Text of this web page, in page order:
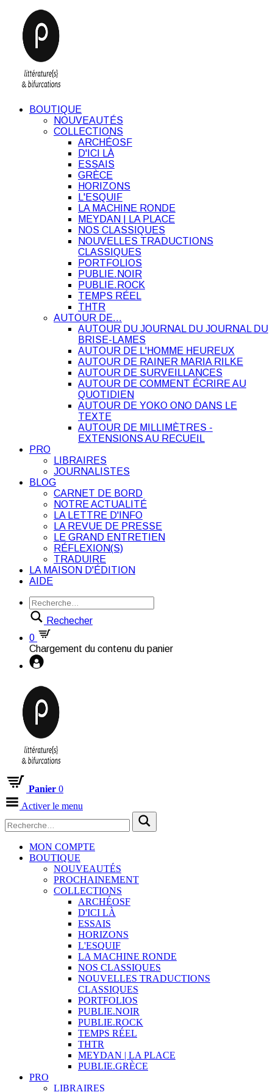
BOUTIQUE
NOUVEAUTÉS
COLLECTIONS
ARCHÉOSF
D'ICI LÀ
ESSAIS
GRÈCE
HORIZONS
L'ESQUIF
LA MACHINE RONDE
MEYDAN | LA PLACE
NOS CLASSIQUES
NOUVELLES TRADUCTIONS
CLASSIQUES
PORTFOLIOS
PUBLIE.NOIR
PUBLIE.ROCK
TEMPS RÉEL
THTR
AUTOUR DE…
AUTOUR DU JOURNAL DU JOURNAL DU
BRISE-LAMES
AUTOUR DE L'HOMME HEUREUX
AUTOUR DE RAINER MARIA RILKE
AUTOUR DE SURVEILLANCES
AUTOUR DE COMMENT ÉCRIRE AU
QUOTIDIEN
AUTOUR DE YOKO ONO DANS LE
TEXTE
AUTOUR DE MILLIMÈTRES -
EXTENSIONS AU RECUEIL
PRO
LIBRAIRES
JOURNALISTES
BLOG
CARNET DE BORD
NOTRE ACTUALITÉ
LA LETTRE D'INFO
LA REVUE DE PRESSE
LE GRAND ENTRETIEN
RÉFLEXION(S)
TRADUIRE
LA MAISON D'ÉDITION
AIDE
Rechecher
0
Chargement du contenu du panier
Panier 0
Activer le menu
MON COMPTE
BOUTIQUE
NOUVEAUTÉS
PROCHAINEMENT
COLLECTIONS
ARCHÉOSF
D'ICI LÀ
ESSAIS
HORIZONS
L'ESQUIF
LA MACHINE RONDE
NOS CLASSIQUES
NOUVELLES TRADUCTIONS
CLASSIQUES
PORTFOLIOS
PUBLIE.NOIR
PUBLIE.ROCK
TEMPS RÉEL
THTR
MEYDAN | LA PLACE
PUBLIE.GRÈCE
PRO
LIBRAIRES